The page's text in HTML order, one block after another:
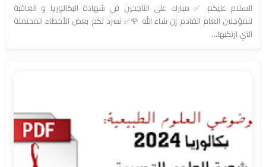
السلام عليكم ✅ مبارك على الناجحين في شهادة البكالوريا و العاقبة
للمؤجلين العام القادم إن شاء الله 🌹✅ نسرد لكم بعض الأخطاء المحتملة
التي ارتكبها...